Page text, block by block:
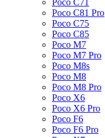
Poco C81 Pro
Poco C75
Poco C85
Poco M7
Poco M7 Pro
Poco M8s
Poco M8
Poco M8 Pro
Poco X6
Poco X6 Pro
Poco F6
Poco F6 Pro